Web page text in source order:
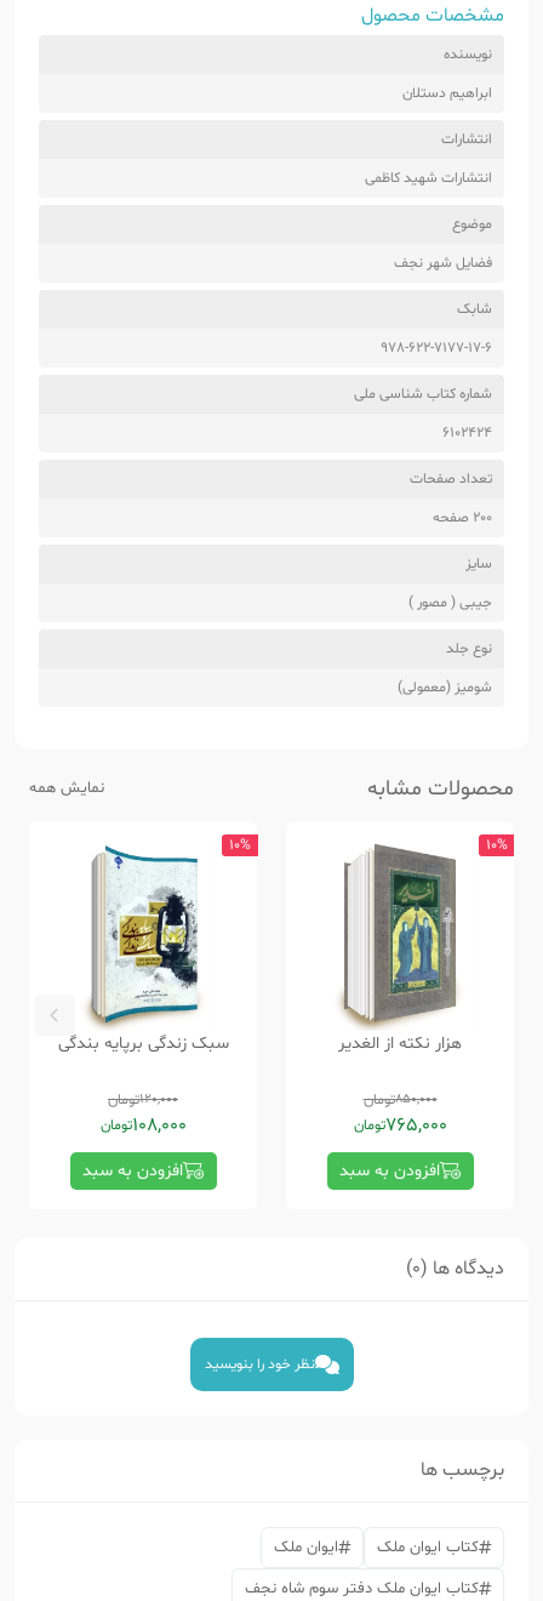
مشخصات محصول
نویسنده
ابراهیم دستلان
انتشارات
انتشارات شهید کاظمی
موضوع
فضایل شهر نجف
شابک
978-622-7177-17-6
شماره کتاب شناسی ملی
6102424
تعداد صفحات
200 صفحه
سایز
جیبی ( مصور )
نوع جلد
شومیز (معمولی)
محصولات مشابه نمایش همه
10%
هزار نکته از الغدیر
850,000تومان
765,000تومان
افزودن به سبد
10%
سبک زندگی برپایه بندگی
120,000تومان
108,000تومان
افزودن به سبد
دیدگاه ها (0)
نظر خود را بنویسید
برچسب ها
کتاب ایوان ملک
ایوان ملک
کتاب ایوان ملک دفتر سوم شاه نجف